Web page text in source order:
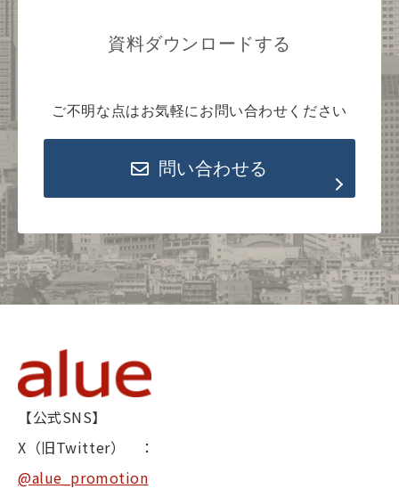
資料ダウンロードする
ご不明な点はお気軽にお問い合わせください
問い合わせる
【公式SNS】
X（旧Twitter） ：
@alue_promotion